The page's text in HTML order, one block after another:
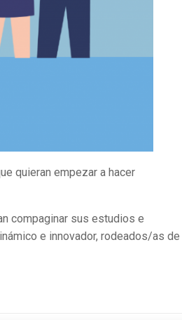
quieran empezar a hacer
compaginar sus estudios e
e innovador, rodeados/as de